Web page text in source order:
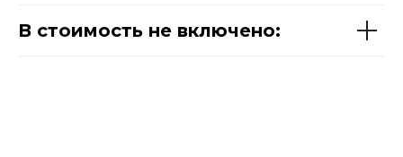
В стоимость не включено: